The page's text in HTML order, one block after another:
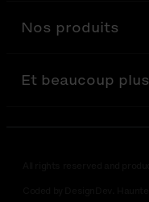
Nos produits
Et beaucoup plus